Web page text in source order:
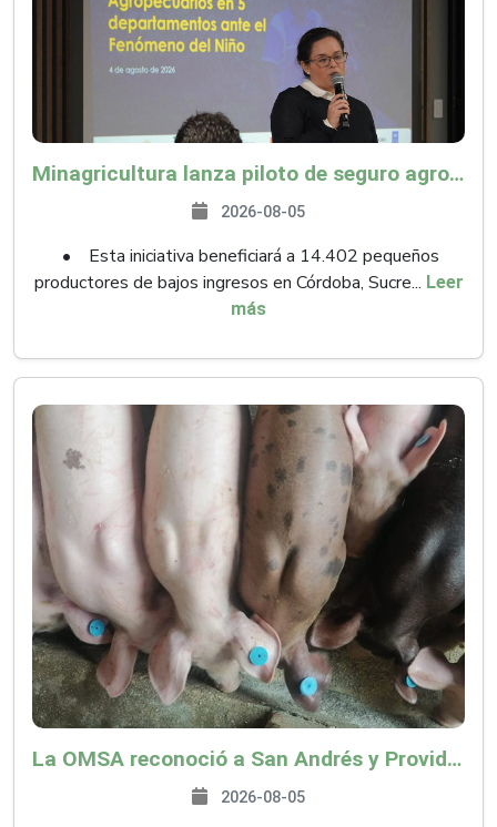
Minagricultura lanza piloto de seguro agropecuario por $9.625 millones para proteger a más de 14.000 pequeños productores contra riesgos del Fenómeno de El Niño
2026-08-05
• Esta iniciativa beneficiará a 14.402 pequeños
productores de bajos ingresos en Córdoba, Sucre... Leer
más
La OMSA reconoció a San Andrés y Providencia como zona libre de Peste Porcina Clásica (PPC)
2026-08-05